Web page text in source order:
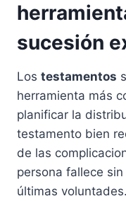
sucesión
Los testamentos
herramienta más
planificar la
testamento bien
de las
persona fallece
últimas